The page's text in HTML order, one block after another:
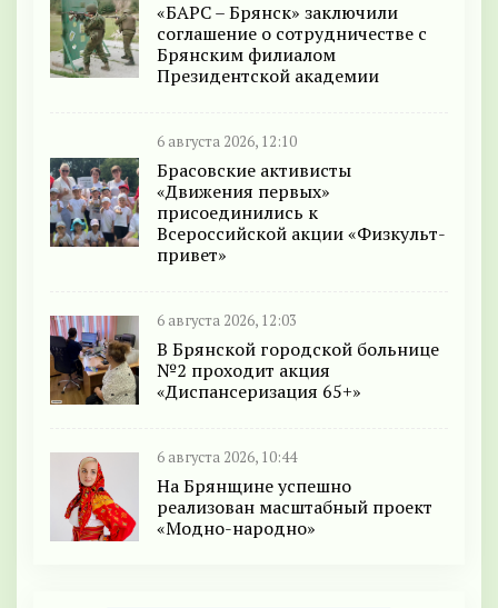
«БАРС – Брянск» заключили
соглашение о сотрудничестве с
Брянским филиалом
Президентской академии
6 августа 2026, 12:10
Брасовские активисты
«Движения первых»
присоединились к
Всероссийской акции «Физкульт-
привет»
6 августа 2026, 12:03
В Брянской городской больнице
№2 проходит акция
«Диспансеризация 65+»
6 августа 2026, 10:44
На Брянщине успешно
реализован масштабный проект
«Модно-народно»